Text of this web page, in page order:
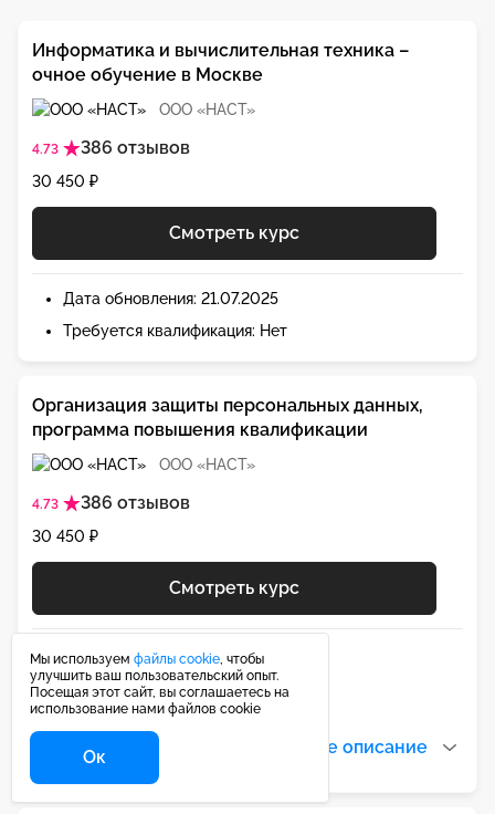
ООО «НАСТ»
4.73 386 отзывов
Информатика и вычислительная техника –
очное обучение в Москве
30 450 ₽
Смотреть курс
Дата обновления: 21.07.2025
Требуется квалификация: Нет
ООО «НАСТ»
4.73 386 отзывов
Организация защиты персональных данных,
программа повышения квалификации
30 450 ₽
Смотреть курс
Дата обновления: 11.06.2025
Требуется квалификация: Нет
Читать все описание
Мы используем файлы cookie, чтобы
улучшить ваш пользовательский опыт.
Посещая этот сайт, вы соглашаетесь на
использование нами файлов cookie
Ок